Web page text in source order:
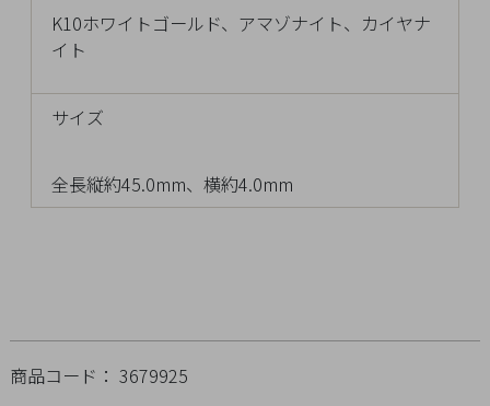
K10ホワイトゴールド、アマゾナイト、カイヤナ
イト
サイズ
全長縦約45.0mm、横約4.0mm
商品コード： 3679925
し
商
品
イ
ド